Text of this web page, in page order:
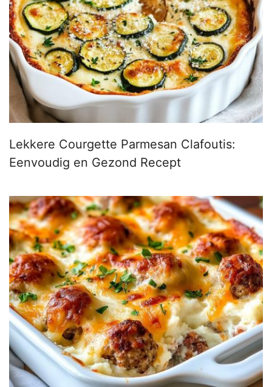
Lekkere Courgette Parmesan Clafoutis:
Eenvoudig en Gezond Recept